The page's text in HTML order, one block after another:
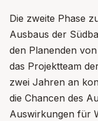
Die zweite Phase
Ausbaus der Sü
den Planenden von
das Projektteam
zwei Jahren an
die Chancen des
Auswirkungen für